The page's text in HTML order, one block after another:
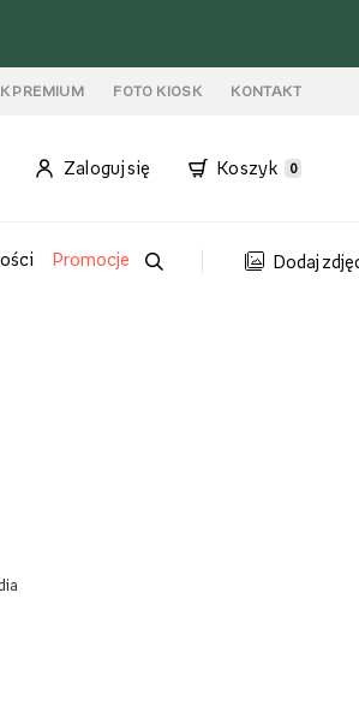
PREMIUM FOTO KIOSK KONTAKT
Zaloguj się Koszyk 0
Promocje Dodaj